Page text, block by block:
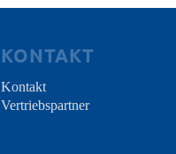
KONTAKT
Kontakt
Vertriebspartner